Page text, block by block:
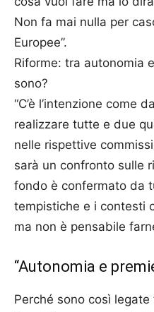
Non fa mai nulla per
Europee”.
Riforme: tra autonomia
sono?
“C’è l’intenzione come
realizzare tutte e due
nelle rispettive
sarà un confronto sulle
fondo è confermato da
tempistiche e i contesti
ma non è pensabile
“Autonomia e
Perché sono così